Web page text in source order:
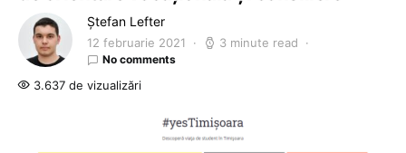
Ștefan Lefter
12 februarie 2021 3 minute read
No comments
3.637 de vizualizări